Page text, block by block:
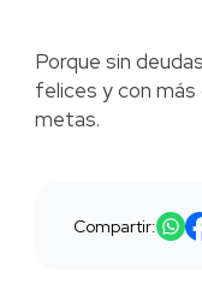
Porque sin
felices y con
metas.
Compartir: